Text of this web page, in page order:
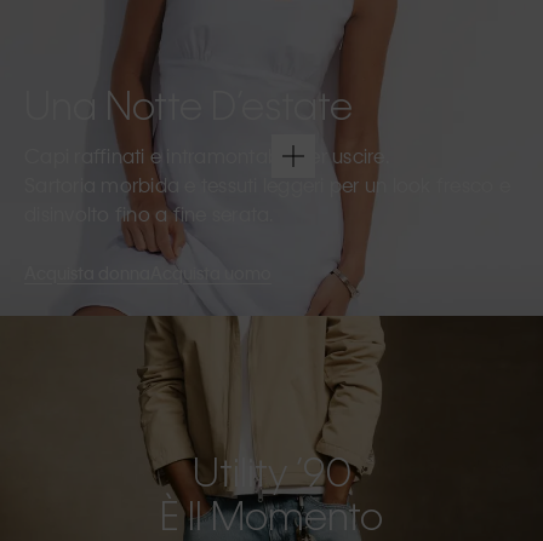
Una Notte D’estate
Capi raffinati e intramontabili per uscire.
Sartoria morbida e tessuti leggeri per un look fresco e
disinvolto fino a fine serata.
Acquista uomo
Utility ’90
È Il Momento